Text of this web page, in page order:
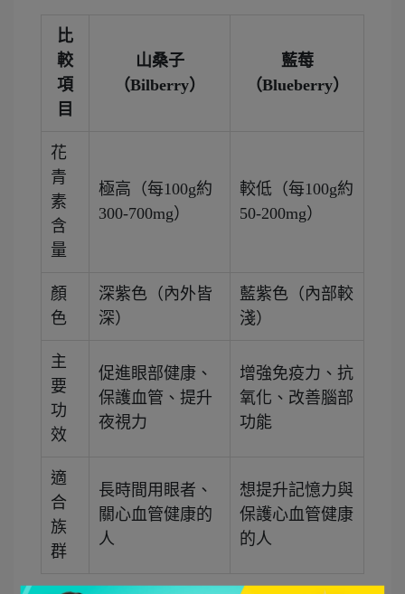
比
較
項
目
山桑子
（Bilberry）
藍莓
（Blueberry）
花
青
素
含
量
極高（每100g約
300-700mg）
較低（每100g約
50-200mg）
顏
色
深紫色（內外皆
深）
藍紫色（內部較
淺）
主
要
功
效
促進眼部健康、
保護血管、提升
夜視力
增強免疫力、抗
氧化、改善腦部
功能
適
合
族
群
長時間用眼者、
關心血管健康的
人
想提升記憶力與
保護心血管健康
的人